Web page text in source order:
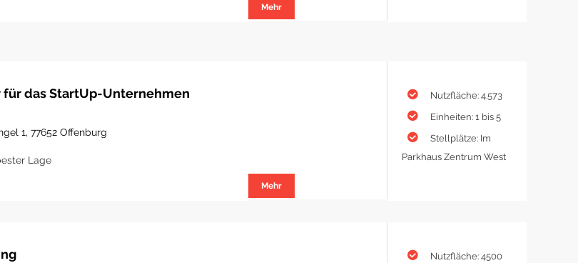
Mehr
für das StartUp-Unternehmen
1, 77652 Offenburg
Lage
Mehr
Nutzfläche: 4.573
Einheiten: 1 bis 5
Stellplätze: Im
Parkhaus Zentrum West
Nutzfläche: 4500